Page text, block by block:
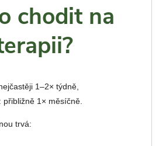
chodit na
1–2× týdně,
přibližně 1× měsíčně.
trvá: